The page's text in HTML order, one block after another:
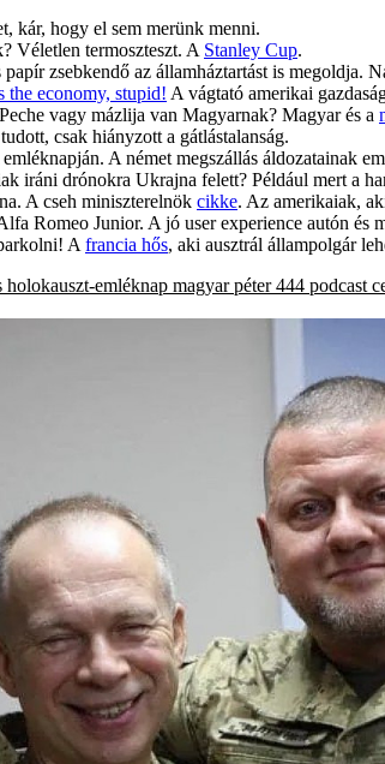
kár, hogy el sem merünk menni.
Véletlen termoszteszt. A Stanley Cup.
zsebkendő az államháztartást is megoldja.
the economy, stupid! A vágtató amerikai
vagy mázlija van Magyarnak? Magyar és a
csak hiányzott a gátlástalanság.
A német megszállás áldozatainak
iráni drónokra Ukrajna felett? Például mert a
A cseh miniszterelnök cikke. Az amerikaiak,
Romeo Junior. A jó user experience autón és
A francia hős, aki ausztrál állampolgár
holokauszt-emléknap magyar péter 444 podcast